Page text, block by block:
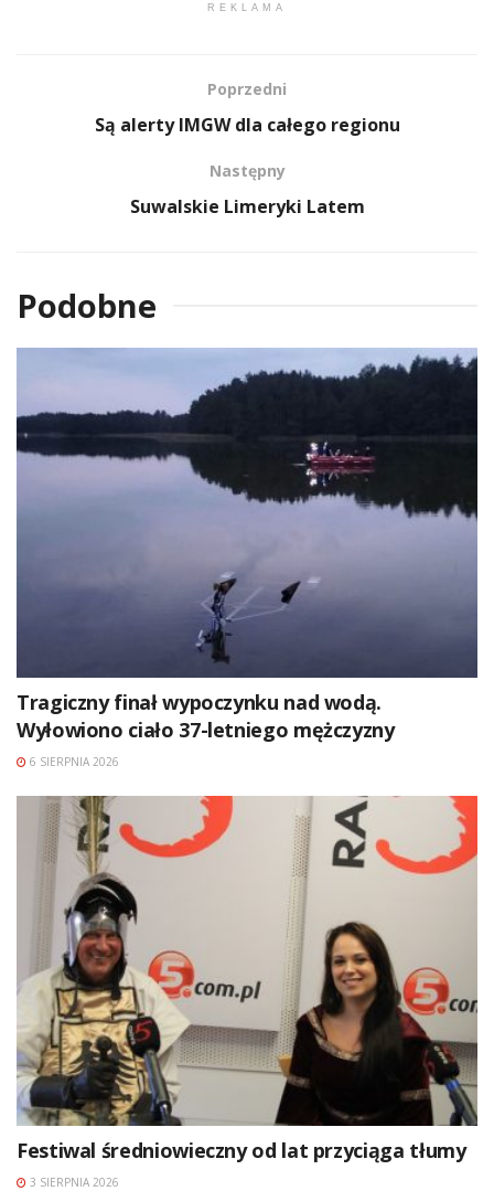
REKLAMA
Poprzedni
Są alerty IMGW dla całego regionu
Następny
Suwalskie Limeryki Latem
Podobne
Tragiczny finał wypoczynku nad wodą.
Wyłowiono ciało 37-letniego mężczyzny
6 SIERPNIA 2026
Festiwal średniowieczny od lat przyciąga tłumy
3 SIERPNIA 2026